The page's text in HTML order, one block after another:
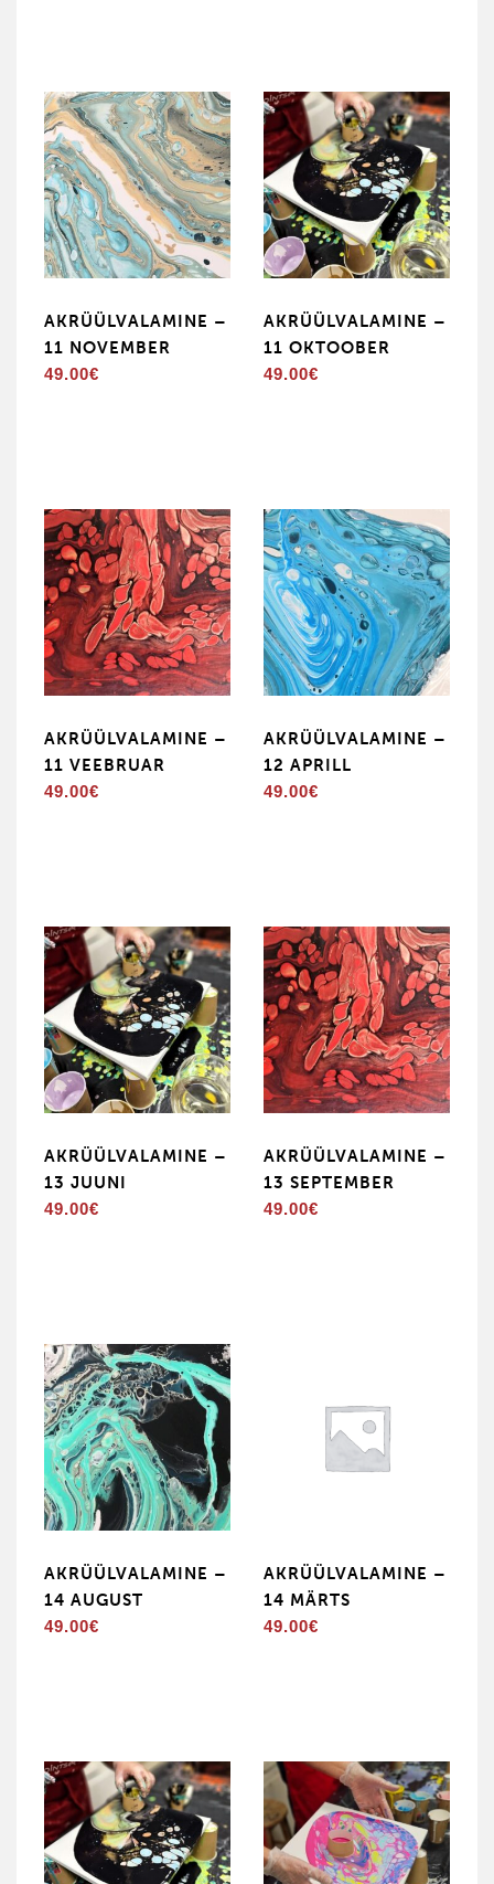
AKRÜÜLVALAMINE –
11 NOVEMBER
49.00€
AKRÜÜLVALAMINE –
11 OKTOOBER
49.00€
AKRÜÜLVALAMINE –
11 VEEBRUAR
49.00€
AKRÜÜLVALAMINE –
12 APRILL
49.00€
AKRÜÜLVALAMINE –
13 JUUNI
49.00€
AKRÜÜLVALAMINE –
13 SEPTEMBER
49.00€
AKRÜÜLVALAMINE –
14 AUGUST
49.00€
AKRÜÜLVALAMINE –
14 MÄRTS
49.00€